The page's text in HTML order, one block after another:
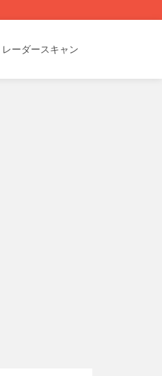
レーダースキャン